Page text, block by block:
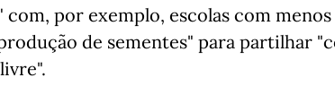
por exemplo, escolas com
de sementes" para partilhar